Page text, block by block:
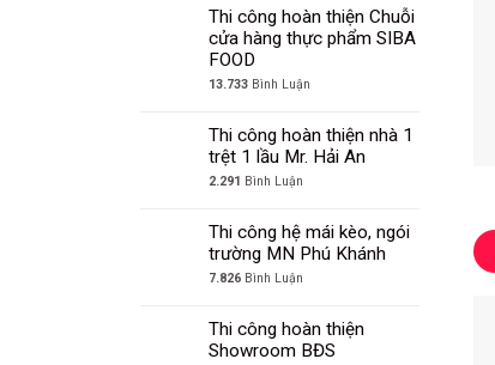
Thi công hoàn thiện Chuỗi
cửa hàng thực phẩm SIBA
FOOD
13.733 Bình Luận
Thi công hoàn thiện nhà 1
trệt 1 lầu Mr. Hải An
2.291 Bình Luận
Thi công hệ mái kèo, ngói
trường MN Phú Khánh
7.826 Bình Luận
Thi công hoàn thiện
Showroom BĐS